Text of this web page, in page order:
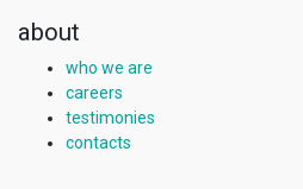
about
who we are
careers
testimonies
contacts